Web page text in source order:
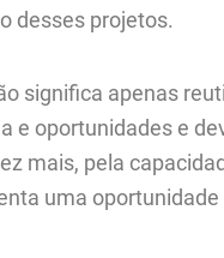
desses projetos.
significa apenas
e oportunidades e
mais, pela
uma